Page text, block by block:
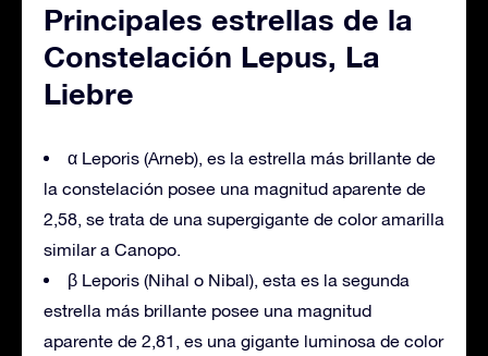
Principales estrellas de la
Constelación Lepus, La
Liebre
α Leporis (Arneb), es la estrella más brillante de
la constelación posee una magnitud aparente de
2,58, se trata de una supergigante de color amarilla
similar a Canopo.
β Leporis (Nihal o Nibal), esta es la segunda
estrella más brillante posee una magnitud
aparente de 2,81, es una gigante luminosa de color